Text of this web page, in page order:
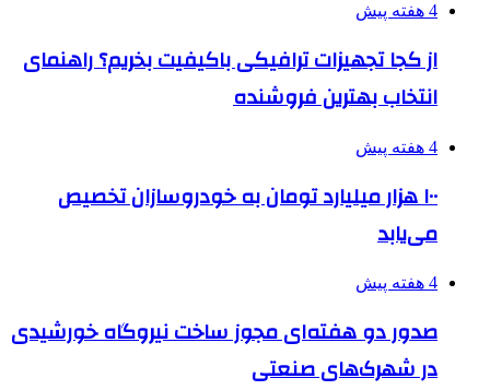
4 هفته پیش
از کجا تجهیزات ترافیکی باکیفیت بخریم؟ راهنمای
انتخاب بهترین فروشنده
4 هفته پیش
۱۰۰ هزار میلیارد تومان به خودروسازان تخصیص
می‌یابد
4 هفته پیش
صدور دو هفته‌ای مجوز ساخت نیروگاه خورشیدی
در شهرک‌های صنعتی